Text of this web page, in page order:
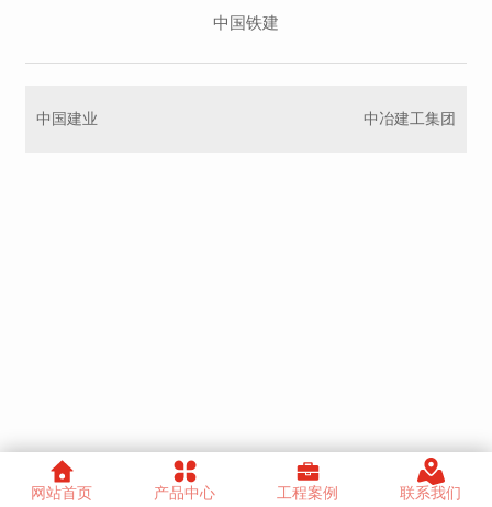
中国铁建
中国建业 中冶建工集团
网站首页 产品中心 工程案例 联系我们